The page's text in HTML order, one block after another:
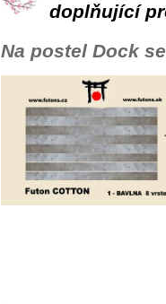
doplňující
Na postel Dock